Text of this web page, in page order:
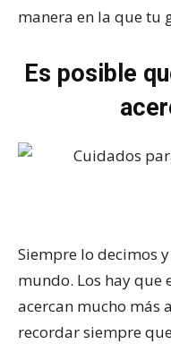
manera en la que tu
Es posible
Siempre lo decimos
mundo. Los hay que
acercan mucho más
recordar siempre